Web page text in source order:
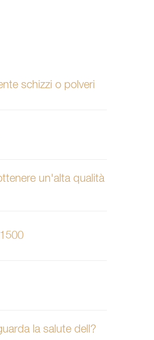
schizzi o polveri
un'alta qualità
la salute dell?